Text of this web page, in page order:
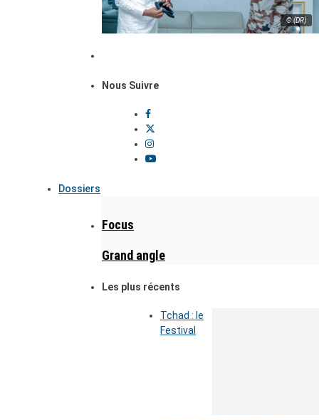
© (DR)
Nous Suivre
Dossiers
Focus
Grand angle
Les plus récents
Tchad : le
Festival